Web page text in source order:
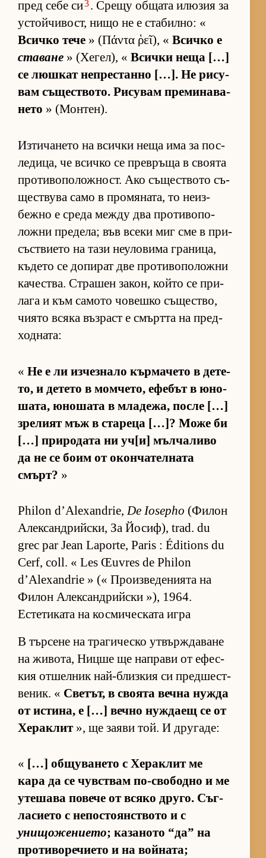
пред себе си3. Срещу об­щата илю­зия за
ус­той­чи­вост, нищо не е ста­бил­но: «
Всичко тече » (Πάντα ῥεῖ), « Всичко е
ставане » (Хе­гел), « Всички неща […]
се люш­кат неп­рес­танно […]. Не ри­су­
вам съ­щес­т­во­то. Ри­су­вам пре­ми­на­ва­
нето » (Мон­тен).
Из­ти­ча­нето на всички неща има за пос­
ле­ди­ца, че всичко се прев­ръща в сво­ята
про­ти­во­по­лож­ност. Ако съ­щес­т­вото съ­
щес­т­вува само в про­мя­на­та, то не­из­
бежно е среда между два про­ти­во­по­
ложни пре­де­ла; във всеки миг сме в при­
със­т­ви­ето на тази не­у­ло­вима гра­ни­ца,
къ­дето се до­пи­рат две про­ти­во­по­ложни
ка­чес­т­ва. Стра­шен за­кон, който се при­
лага и към са­мото чо­вешко съ­щес­т­во,
чи­ято всяка въз­раст е смъртта на пред­
ход­на­та:
« Не е ли из­чез­нало кър­ма­чето в де­те­
то, и де­тето в мом­че­то, ефе­бът в юно­
ша­та, юно­шата в мла­де­жа, после […]
зре­лият мъж в ста­реца […]? Може би
[…] при­ро­дата ни уч­[и] мъл­ча­ливо
да не се боим от окон­ча­тел­ната
смърт? »
Philon d’Alexandrie,De Iosepho (Фи­лон
Алек­сан­д­рийс­ки, За Йо­сиф), trad. du
grec par Jean Laporte, Paris : Éditions du
Cerf, coll. « Les Œuvres de Philon
d’Alexandrie » (« Про­из­ве­де­ни­ята на
Фи­лон Алек­сан­д­рийски »), 1964.
Естетиката на космическата игра
В тър­сене на тра­ги­ческо ут­вър­ж­да­ване
на жи­во­та, Ницше ще нап­рави от ефес­
кия от­шел­ник най-близ­кия си пред­шес­т­
ве­ник. « Све­тът, в сво­ята вечна нужда
от ис­ти­на, е […] вечно нуж­даещ се от
Хе­рак­лит », ще за­яви той. И дру­га­де:
« […] об­щу­ва­нето с Хе­рак­лит ме
кара да се чув­с­т­вам по-сво­бодно и ме
уте­шава по­вече от всяко дру­го. Съг­
ла­си­ето с не­пос­то­ян­с­т­вото и с
унищожението; ка­за­ното “да” на
про­ти­во­ре­чи­ето и на вой­на­та;